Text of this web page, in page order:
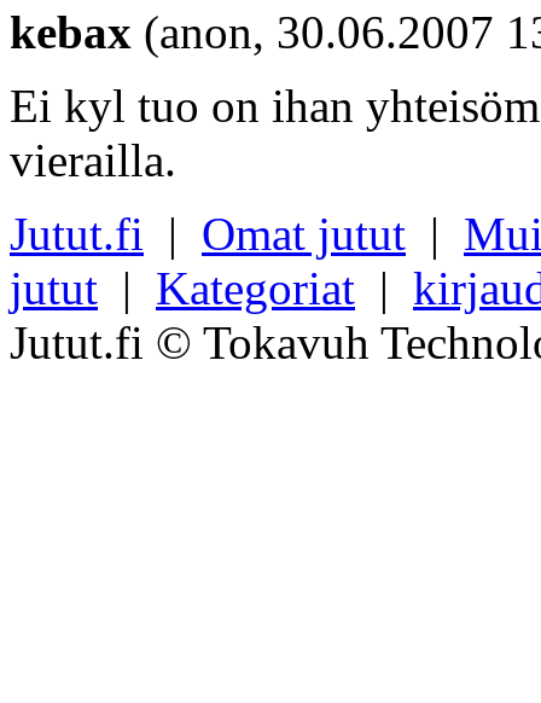
kebax (anon, 30.06.2007
Ei kyl tuo on ihan
vierailla.
Jutut.fi | Omat jutut |
jutut | Kategoriat |
Jutut.fi © Tokavuh